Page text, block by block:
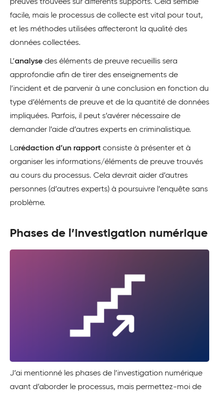
preuves trouvées sur différents supports. Cela semble
facile, mais le processus de collecte est vital pour tout,
et les méthodes utilisées affecteront la qualité des
données collectées.
L’analyse des éléments de preuve recueillis sera
approfondie afin de tirer des enseignements de
l’incident et de parvenir à une conclusion en fonction du
type d’éléments de preuve et de la quantité de données
impliquées. Parfois, il peut s’avérer nécessaire de
demander l’aide d’autres experts en criminalistique.
Larédaction d’un rapport consiste à présenter et à
organiser les informations/éléments de preuve trouvés
au cours du processus. Cela devrait aider d’autres
personnes (d’autres experts) à poursuivre l’enquête sans
problème.
Phases de l’investigation numérique
J’ai mentionné les phases de l’investigation numérique
avant d’aborder le processus, mais permettez-moi de